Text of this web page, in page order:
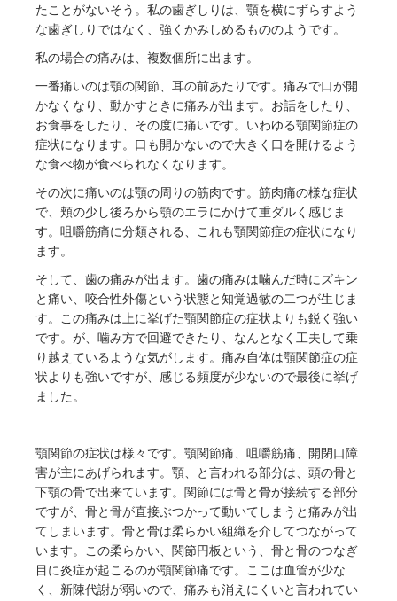
たことがないそう。私の歯ぎしりは、顎を横にずらすよう
な歯ぎしりではなく、強くかみしめるもののようです。
私の場合の痛みは、複数個所に出ます。
一番痛いのは顎の関節、耳の前あたりです。痛みで口が開
かなくなり、動かすときに痛みが出ます。お話をしたり、
お食事をしたり、その度に痛いです。いわゆる顎関節症の
症状になります。口も開かないので大きく口を開けるよう
な食べ物が食べられなくなります。
その次に痛いのは顎の周りの筋肉です。筋肉痛の様な症状
で、頬の少し後ろから顎のエラにかけて重ダルく感じま
す。咀嚼筋痛に分類される、これも顎関節症の症状になり
ます。
そして、歯の痛みが出ます。歯の痛みは噛んだ時にズキン
と痛い、咬合性外傷という状態と知覚過敏の二つが生じま
す。この痛みは上に挙げた顎関節症の症状よりも鋭く強い
です。が、噛み方で回避できたり、なんとなく工夫して乗
り越えているような気がします。痛み自体は顎関節症の症
状よりも強いですが、感じる頻度が少ないので最後に挙げ
ました。
顎関節の症状は様々です。顎関節痛、咀嚼筋痛、開閉口障
害が主にあげられます。顎、と言われる部分は、頭の骨と
下顎の骨で出来ています。関節には骨と骨が接続する部分
ですが、骨と骨が直接ぶつかって動いてしまうと痛みが出
てしまいます。骨と骨は柔らかい組織を介してつながって
います。この柔らかい、関節円板という、骨と骨のつなぎ
目に炎症が起こるのが顎関節痛です。ここは血管が少な
く、新陳代謝が弱いので、痛みも消えにくいと言われてい